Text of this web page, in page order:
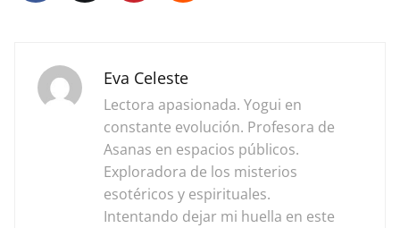
Eva Celeste
Lectora apasionada. Yogui en
constante evolución. Profesora de
Asanas en espacios públicos.
Exploradora de los misterios
esotéricos y espirituales.
Intentando dejar mi huella en este